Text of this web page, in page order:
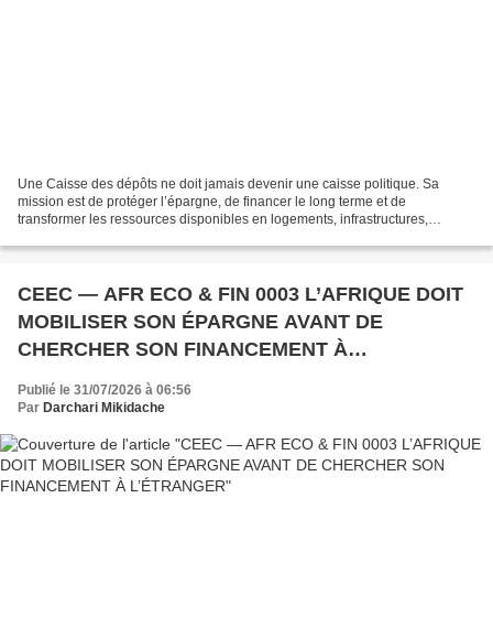
Une Caisse des dépôts ne doit jamais devenir une caisse politique. Sa
mission est de protéger l’épargne, de financer le long terme et de
transformer les ressources disponibles en logements, infrastructures,
CEEC — AFR ECO & FIN 0003 L’AFRIQUE DOIT
MOBILISER SON ÉPARGNE AVANT DE
CHERCHER SON FINANCEMENT À
L’ÉTRANGER
Publié le 31/07/2026 à 06:56
Par Darchari Mikidache